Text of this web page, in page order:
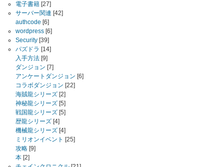
電子書籍 [27]
サーバー関連 [42]
authcode [6]
wordpress [6]
Security [39]
パズドラ [14]
入手方法 [9]
ダンジョン [7]
アンケートダンジョン [6]
コラボダンジョン [22]
海賊龍シリーズ [2]
神秘龍シリーズ [5]
戦国龍シリーズ [5]
歴龍シリーズ [4]
機械龍シリーズ [4]
ミリオンイベント [25]
攻略 [9]
本 [2]